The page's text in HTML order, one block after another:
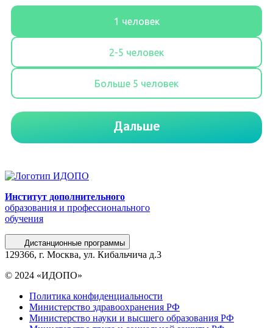
Институт дополнительного
образования и профессионального
обучения
Дистанционные программы
129366, г. Москва, ул. Кибальчича д.3
© 2024 «ИДОПО»
Политика конфиденциальности
Министерство здравоохранения РФ
Министерство науки и высшего образования РФ